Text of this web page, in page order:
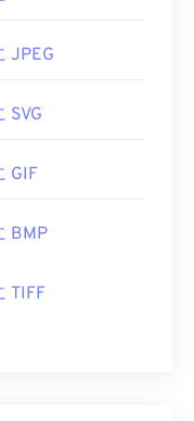
JPEG
SVG
GIF
BMP
TIFF